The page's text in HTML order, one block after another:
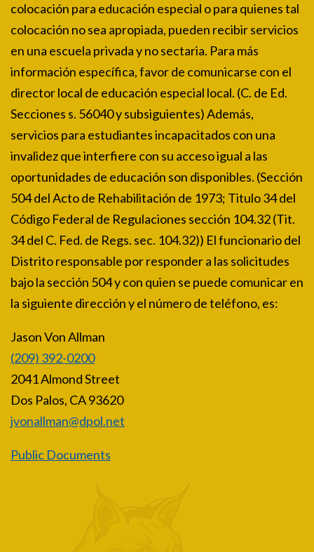
colocación para educación especial o para quienes tal
colocación no sea apropiada, pueden recibir servicios
en una escuela privada y no sectaria. Para más
información específica, favor de comunicarse con el
director local de educación especial local. (C. de Ed.
Secciones s. 56040 y subsiguientes) Además,
servicios para estudiantes incapacitados con una
invalidez que interfiere con su acceso igual a las
oportunidades de educación son disponibles. (Sección
504 del Acto de Rehabilitación de 1973; Titulo 34 del
Código Federal de Regulaciones sección 104.32 (Tit.
34 del C. Fed. de Regs. sec. 104.32)) El funcionario del
Distrito responsable por responder a las solicitudes
bajo la sección 504 y con quien se puede comunicar en
la siguiente dirección y el número de teléfono, es:
Jason Von Allman
(209) 392-0200
2041 Almond Street
Dos Palos, CA 93620
jvonallman@dpol.net
Public Documents